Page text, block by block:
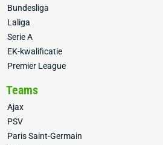
Bundesliga
Laliga
Serie A
EK-kwalificatie
Premier League
Teams
Ajax
PSV
Paris Saint-Germain